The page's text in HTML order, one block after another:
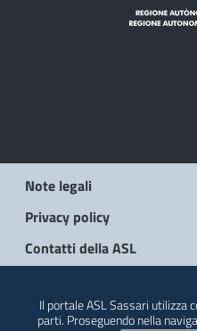
Note legali
Privacy policy
Contatti della ASL
Il portale ASL Sassari utilizza
parti. Proseguendo nella